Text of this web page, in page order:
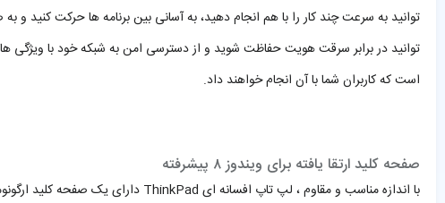
توانید به سرعت چند کار را با هم انجام دهید، به آسانی بین برنامه ها حرکت کنید
است که کاربران شما با آن انجام خواهند داد.
صفحه کلید ارتقا یافته برای ویندوز ۸ پیشرفته